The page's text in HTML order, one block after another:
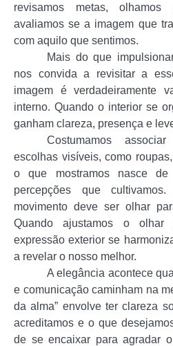
revisamos metas,
avaliamos se a imagem que
com aquilo que sentimos.
Mais do que
nos convida a revisitar a
imagem é verdadeiramente
interno. Quando o interior se
ganham clareza, presença e
Costumamos
escolhas visíveis, como
o que mostramos nasce de
percepções que
movimento deve ser olhar
Quando ajustamos o
expressão exterior se
a revelar o nosso melhor.
A elegância acontece
e comunicação caminham na
da alma” envolve ter clareza
acreditamos e o que
de se encaixar para agradar